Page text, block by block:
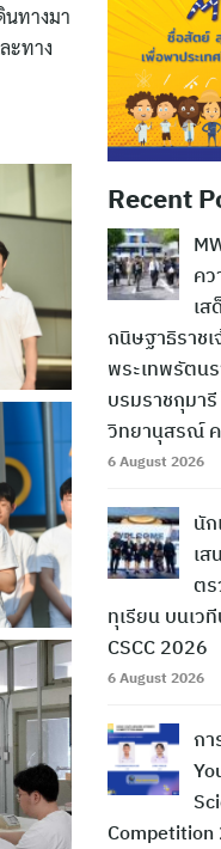
นทางมา
ะทาง
Recent
ค
เส
กนิษฐาธิราชเ
พระเทพรัตน
บรมราชกุมา
วิทยานุสรณ์
6 August 2026
นัก
เส
ตร
ทุเรียน บนเว
CSCC 2026
6 August 2026
กา
Competition